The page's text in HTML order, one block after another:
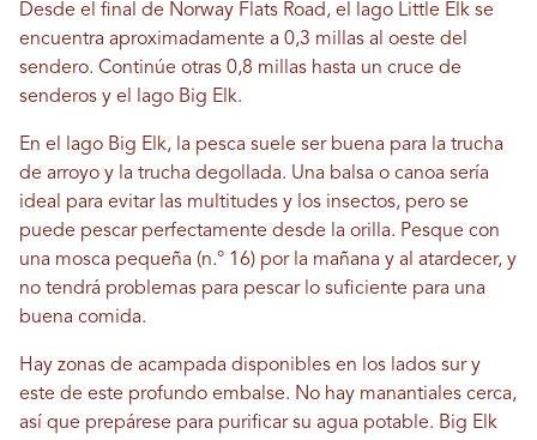
Desde el final de Norway Flats Road, el lago Little Elk se
encuentra aproximadamente a 0,3 millas al oeste del
sendero. Continúe otras 0,8 millas hasta un cruce de
senderos y el lago Big Elk.
En el lago Big Elk, la pesca suele ser buena para la trucha
de arroyo y la trucha degollada. Una balsa o canoa sería
ideal para evitar las multitudes y los insectos, pero se
puede pescar perfectamente desde la orilla. Pesque con
una mosca pequeña (n.° 16) por la mañana y al atardecer, y
no tendrá problemas para pescar lo suficiente para una
buena comida.
Hay zonas de acampada disponibles en los lados sur y
este de este profundo embalse. No hay manantiales cerca,
así que prepárese para purificar su agua potable. Big Elk